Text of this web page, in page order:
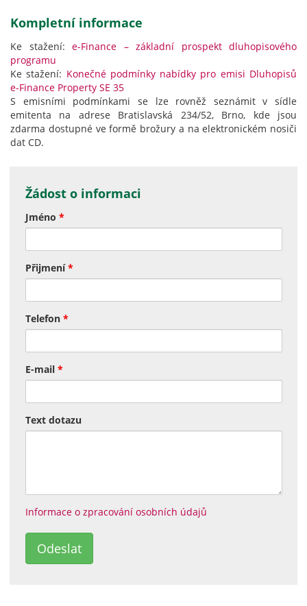
Kompletní informace
Ke stažení: e-Finance – základní prospekt dluhopisového
programu
Ke stažení: Konečné podmínky nabídky pro emisi Dluhopisů
e-Finance Property SE 35
S emisními podmínkami se lze rovněž seznámit v sídle
emitenta na adrese Bratislavská 234/52, Brno, kde jsou
zdarma dostupné ve formě brožury a na elektronickém nosiči
dat CD.
Žádost o informaci
Jméno *
Přijmení*
Telefon *
E-mail *
Text dotazu
Informace o zpracování osobních údajů